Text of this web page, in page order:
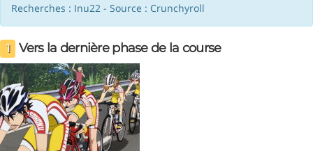
Recherches : Inu22 - Source : Crunchyroll
1 Vers la dernière phase de la course